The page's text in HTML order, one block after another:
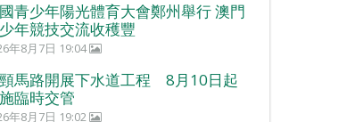
青少年陽光體育大會鄭州舉行 澳門
年競技交流收穫豐
年8月7日 19:04
馬路開展下水道工程 8月10日起
臨時交管
年8月7日 19:02